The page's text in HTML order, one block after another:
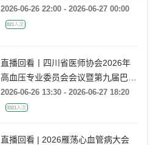
2026-06-26 22:00 - 2026-06-27 00:00
821人次
直播回看丨四川省医师协会2026年
高血压专业委员会会议暨第九届巴蜀
高血压会议
2026-06-26 13:30 - 2026-06-27 18:20
3321人次
直播回看 | 2026雁荡心血管病大会